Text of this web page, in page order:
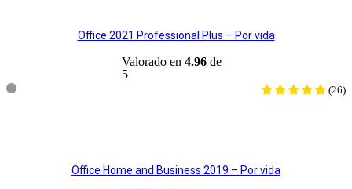
Office 2021 Professional Plus – Por vida
Valorado en 4.96de
5
(26)
Office Home and Business 2019 – Por vida